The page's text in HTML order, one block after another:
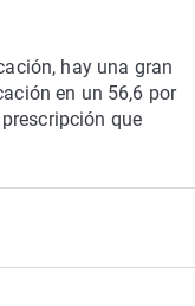
hay una gran
en un 56,6 por
que